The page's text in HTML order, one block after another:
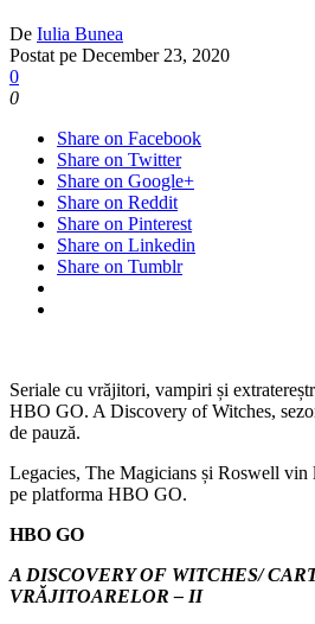
De Iulia Bunea
Postat pe December 23, 2020
0
0
Share on Facebook
Share on Twitter
Share on Google+
Share on Reddit
Share on Pinterest
Share on Linkedin
Share on Tumblr
Seriale cu vrăjitori, vampiri și
HBO GO. A Discovery of Witches,
de pauză.
Legacies, The Magicians și Roswell vin
pe platforma HBO GO.
HBO GO
A DISCOVERY OF WITCHES/
VRĂJITOARELOR – II